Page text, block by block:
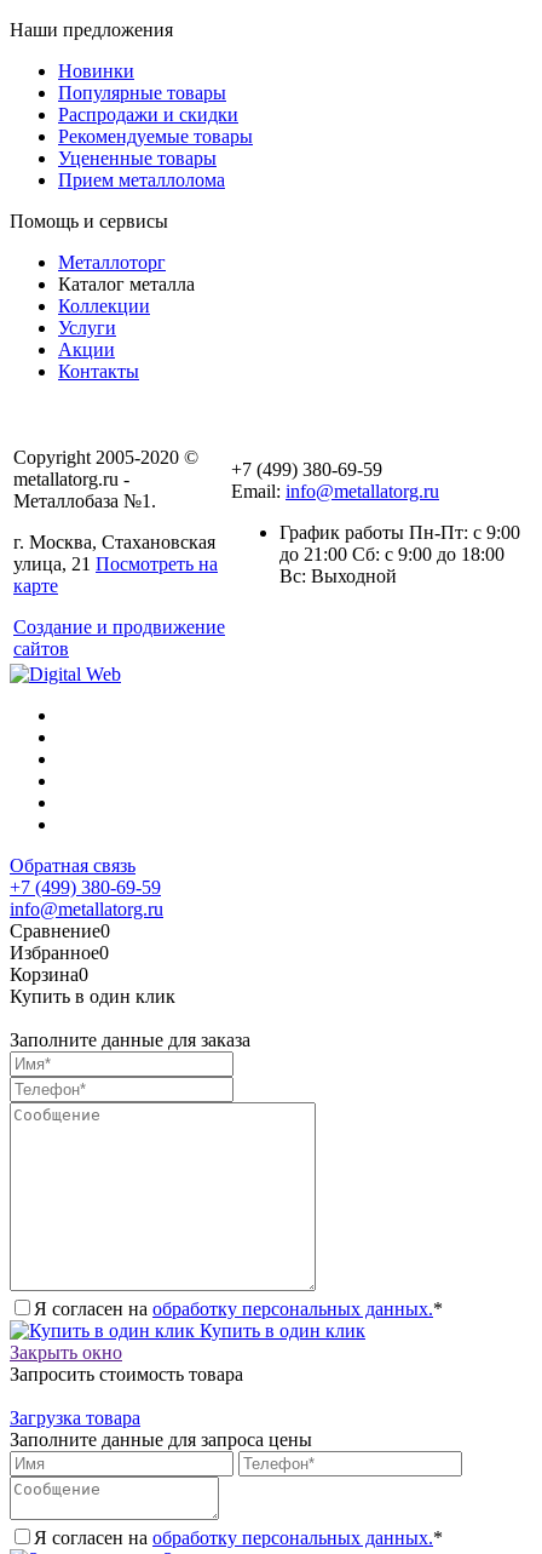
Наши предложения
Новинки
Популярные товары
Распродажи и скидки
Рекомендуемые товары
Уцененные товары
Прием металлолома
Помощь и сервисы
Металлоторг
Каталог металла
Коллекции
Услуги
Акции
Контакты
Copyright 2005-2020 ©
metallatorg.ru -
Металлобаза №1.
г. Москва, Стахановская
улица, 21 Посмотреть на
карте
Создание и продвижение
сайтов
+7 (499) 380-69-59
Email: info@metallatorg.ru
График работы Пн-Пт: с 9:00
до 21:00 Сб: с 9:00 до 18:00
Вс: Выходной
Обратная связь
+7 (499) 380-69-59
info@metallatorg.ru
Сравнение0
Избранное0
Корзина0
Купить в один клик
Заполните данные для заказа
Я согласен на обработку персональных данных.*
Купить в один клик
Закрыть окно
Запросить стоимость товара
Загрузка товара
Заполните данные для запроса цены
Я согласен на обработку персональных данных.*